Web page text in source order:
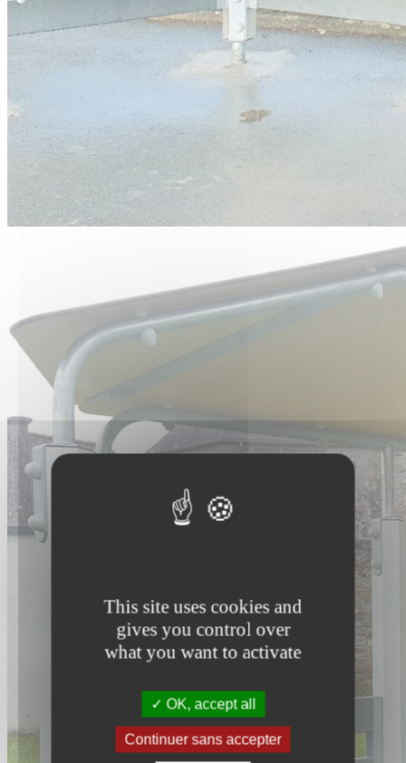
This site uses cookies and
gives you control over
what you want to activate
OK, accept all
Continuer sans accepter